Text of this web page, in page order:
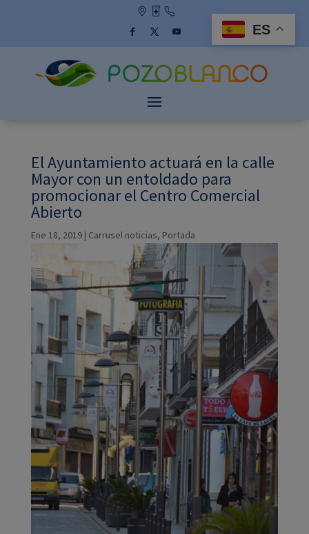
El Ayuntamiento actuará en la calle
Mayor con un entoldado para
promocionar el Centro Comercial
Abierto
Ene 18, 2019| Carrusel noticias, Portada
ES